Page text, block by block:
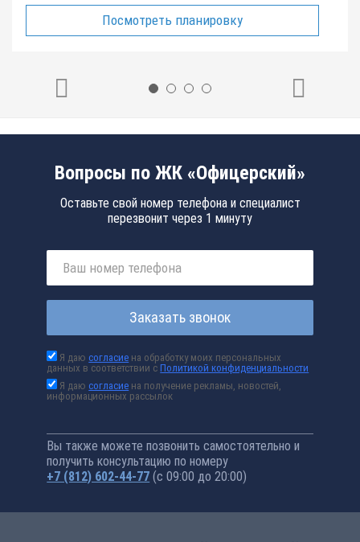
Посмотреть планировку
Вопросы по ЖК «Офицерский»
Оставьте свой номер телефона и специалист
перезвонит через 1 минуту
Заказать звонок
Я даюсогласие на обработку моих персональных
данных в соответствии сПолитикой конфиденциальности
Я даюсогласие на получение рекламы, новостей,
информационных рассылок
Вы также можете позвонить самостоятельно и
получить консультацию по номеру
+7 (812) 602-44-77 (с 09:00 до 20:00)